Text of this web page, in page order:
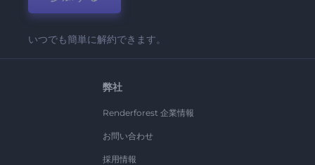
いつでも簡単に解約できます。
弊社
Renderforest 企業情報
お問い合わせ
採用情報